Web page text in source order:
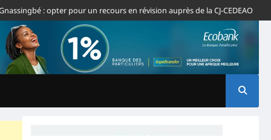
: opter pour un recours en révision auprès de la CJ-CEDEAO Édito-